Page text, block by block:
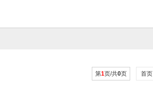
第1页/共0页 首页